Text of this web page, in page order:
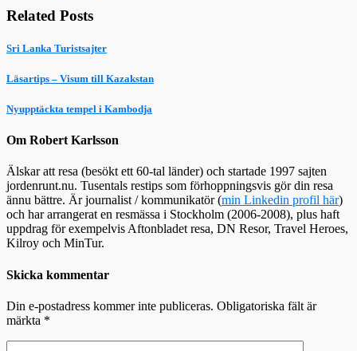
Related Posts
Sri Lanka Turistsajter
Läsartips – Visum till Kazakstan
Nyupptäckta tempel i Kambodja
Om Robert Karlsson
Älskar att resa (besökt ett 60-tal länder) och startade 1997 sajten
jordenrunt.nu. Tusentals restips som förhoppningsvis gör din resa
ännu bättre. Är journalist / kommunikatör (min Linkedin profil här)
och har arrangerat en resmässa i Stockholm (2006-2008), plus haft
uppdrag för exempelvis Aftonbladet resa, DN Resor, Travel Heroes,
Kilroy och MinTur.
Skicka kommentar
Din e-postadress kommer inte publiceras. Obligatoriska fält är
märkta *